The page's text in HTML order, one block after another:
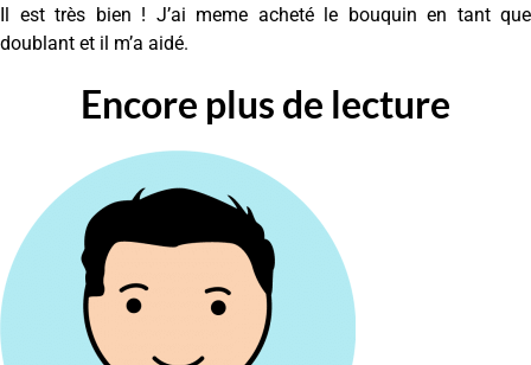
Il est très bien ! J’ai meme acheté le bouquin en tant que
doublant et il m’a aidé.
Encore plus de lecture